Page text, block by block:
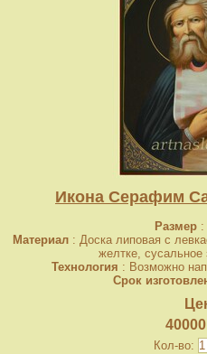
Икона Серафим
Размер:
Материал: Доска липовая с
желтке, сусальное
Технология : Возможно
Срок
Кол-во: